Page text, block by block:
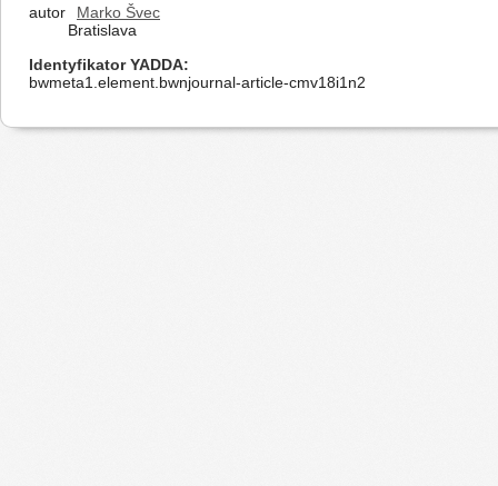
autor
Marko Švec
Bratislava
Identyfikator YADDA
bwmeta1.element.bwnjournal-article-cmv18i1n2